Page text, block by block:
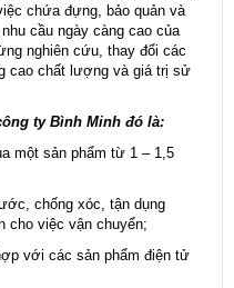
chứa đựng, bảo quản và
cầu ngày càng cao của
nghiên cứu, thay đổi các
cao chất lượng và giá trị sử
ty Bình Minh đó là:
một sản phẩm từ 1 – 1,5
chống xóc, tận dụng
cho việc vận chuyển;
với các sản phẩm điện tử